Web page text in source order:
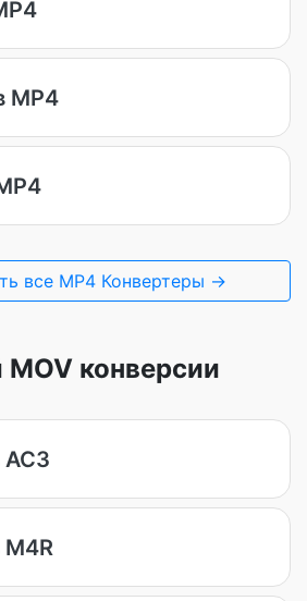
MP4
все MP4 Конвертеры →
конверсии
AC3
M4R